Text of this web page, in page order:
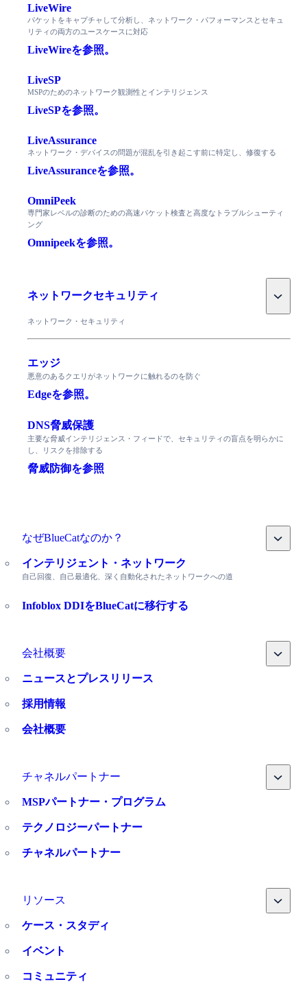
LiveWire
パケットをキャプチャして分析し、ネットワーク・パフォーマンスとセキュ
リティの両方のユースケースに対応
LiveWireを参照。
LiveSP
MSPのためのネットワーク観測性とインテリジェンス
LiveSPを参照。
LiveAssurance
ネットワーク・デバイスの問題が混乱を引き起こす前に特定し、修復する
LiveAssuranceを参照。
OmniPeek
専門家レベルの診断のための高速パケット検査と高度なトラブルシューティ
ング
Omnipeekを参照。
ネットワークセキュリティ
ネットワーク・セキュリティ
エッジ
悪意のあるクエリがネットワークに触れるのを防ぐ
Edgeを参照。
DNS脅威保護
主要な脅威インテリジェンス・フィードで、セキュリティの盲点を明らかに
し、リスクを排除する
脅威防御を参照
なぜBlueCatなのか？
インテリジェント・ネットワーク
自己回復、自己最適化、深く自動化されたネットワークへの道
Infoblox DDIをBlueCatに移行する
会社概要
ニュースとプレスリリース
採用情報
会社概要
チャネルパートナー
MSPパートナー・プログラム
テクノロジーパートナー
チャネルパートナー
リソース
ケース・スタディ
イベント
コミュニティ